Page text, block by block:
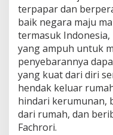
terpapar dan
baik negara maju
termasuk
yang ampuh untuk
penyebarannya
yang kuat dari diri
hendak keluar
hindari kerumunan,
dari rumah, dan
Fachrori.